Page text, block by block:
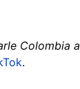
Colombia a
.